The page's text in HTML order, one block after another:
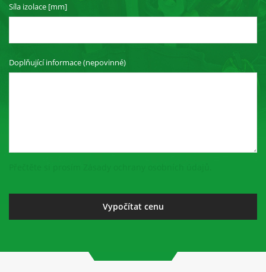
Síla izolace [mm]
Doplňující informace (nepovinné)